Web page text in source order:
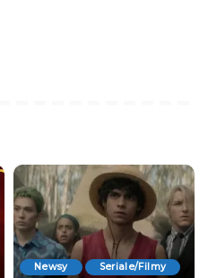
Newsy
Seriale/Filmy